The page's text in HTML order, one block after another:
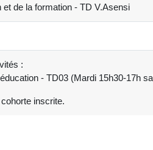
de la formation - TD V.Asensi
:
- TD03 (Mardi 15h30-17h
inscrite.